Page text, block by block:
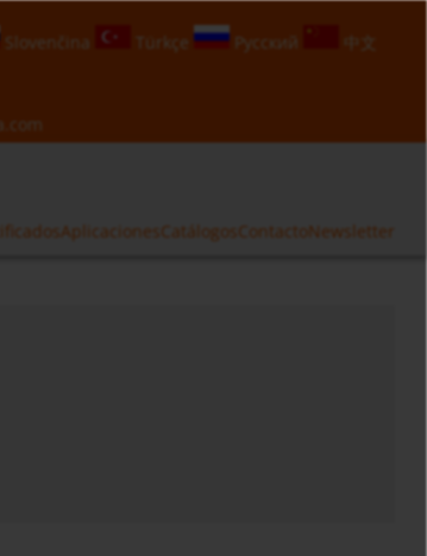
Slovenčina Türkçe Русский
中文
Aplicaciones Catálogos ContactoNewsletter